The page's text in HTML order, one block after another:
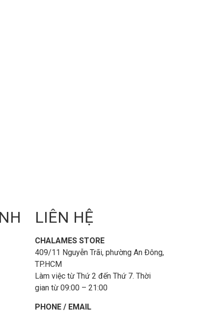
LIÊN HỆ
CHALAMES STORE
409/11 Nguyễn Trãi, phường An Đông,
TP.HCM
Làm việc từ Thứ 2 đến Thứ 7. Thời
gian từ 09:00 – 21:00
PHONE / EMAIL